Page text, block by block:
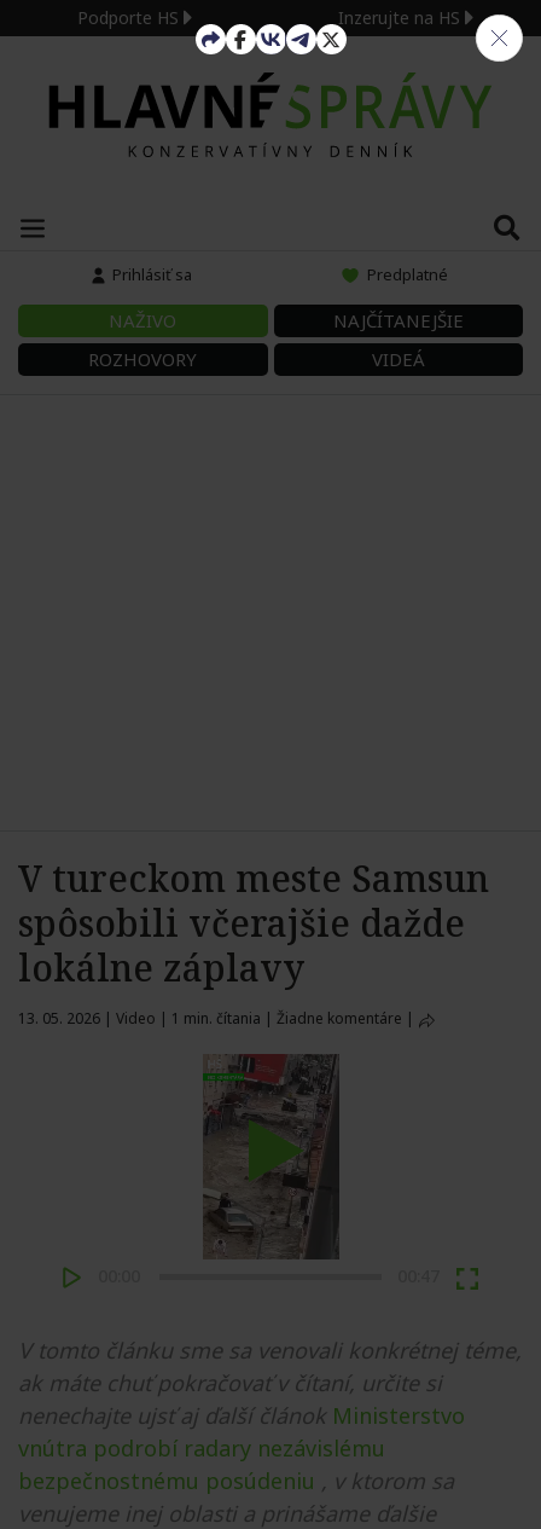
Podporte HS Inzerujte na HS
Prihlásiť sa Predplatné
NAŽIVO
NAJČÍTANEJŠIE
ROZHOVORY
VIDEÁ
V tureckom meste Samsun
spôsobili včerajšie dažde
lokálne záplavy
13. 05. 2026 | Video | 1 min. čítania | Žiadne komentáre |
Play
V tomto článku sme sa venovali konkrétnej téme,
ak máte chuť pokračovať v čítaní, určite si
nenechajte ujsť aj ďalší článok Ministerstvo
vnútra podrobí radary nezávislému
bezpečnostnému posúdeniu , v ktorom sa
venujeme inej oblasti a prinášame ďalšie